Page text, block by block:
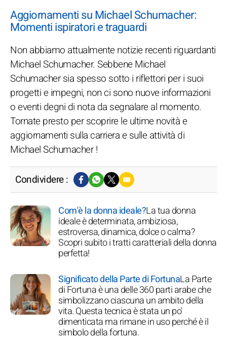
Aggiornamenti su Michael Schumacher:
Momenti ispiratori e traguardi
Non abbiamo attualmente notizie recenti riguardanti
Michael Schumacher. Sebbene Michael
Schumacher sia spesso sotto i riflettori per i suoi
progetti e impegni, non ci sono nuove informazioni
o eventi degni di nota da segnalare al momento.
Tornate presto per scoprire le ultime novità e
aggiornamenti sulla carriera e sulle attività di
Michael Schumacher !
Condividere :
Com'è la donna ideale?La tua donna
ideale è determinata, ambiziosa,
estroversa, dinamica, dolce o calma?
Scopri subito i tratti caratteriali della donna
perfetta!
Significato della Parte di FortunaLa Parte
di Fortuna è una delle 360 parti arabe che
simbolizzano ciascuna un ambito della
vita. Questa tecnica è stata un po'
dimenticata ma rimane in uso perché è il
simbolo della fortuna.